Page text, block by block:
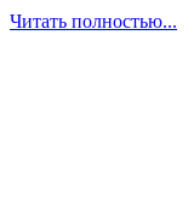
Читать полностью...